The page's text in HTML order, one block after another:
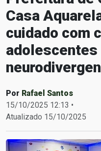
Casa
cuidado com
adolescentes
Por Rafael Santos
15/10/2025 12:13 •
Atualizado 15/10/2025